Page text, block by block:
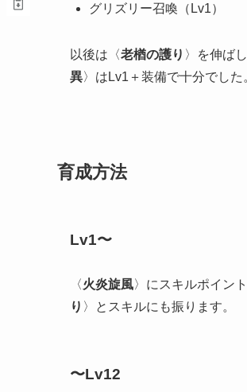
グリズリー召喚（Lv1）
以後は〈老楢の護り 〉を伸ば
異〉はLv1＋装備で十分でした
育成方法
Lv1〜
〈火炎旋風〉にスキルポイン
り 〉とスキルにも振ります。
〜Lv12